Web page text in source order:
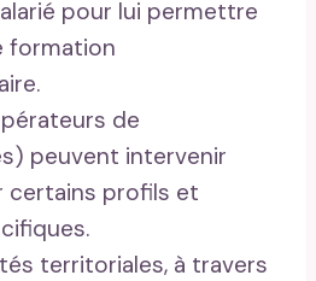
pour lui permettre
formation
de
peuvent intervenir
certains profils et
territoriales, à travers